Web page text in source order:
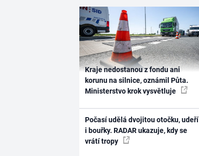
Kraje nedostanou z fondu ani
korunu na silnice, oznámil Půta.
Ministerstvo krok vysvětluje
Počasí udělá dvojitou otočku, udeří
i bouřky. RADAR ukazuje, kdy se
vrátí tropy